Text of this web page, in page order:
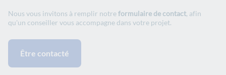
Nous vous invitons à remplir notreformulaire de contact, afin
qu'un conseiller vous accompagne dans votre projet.
Être contacté